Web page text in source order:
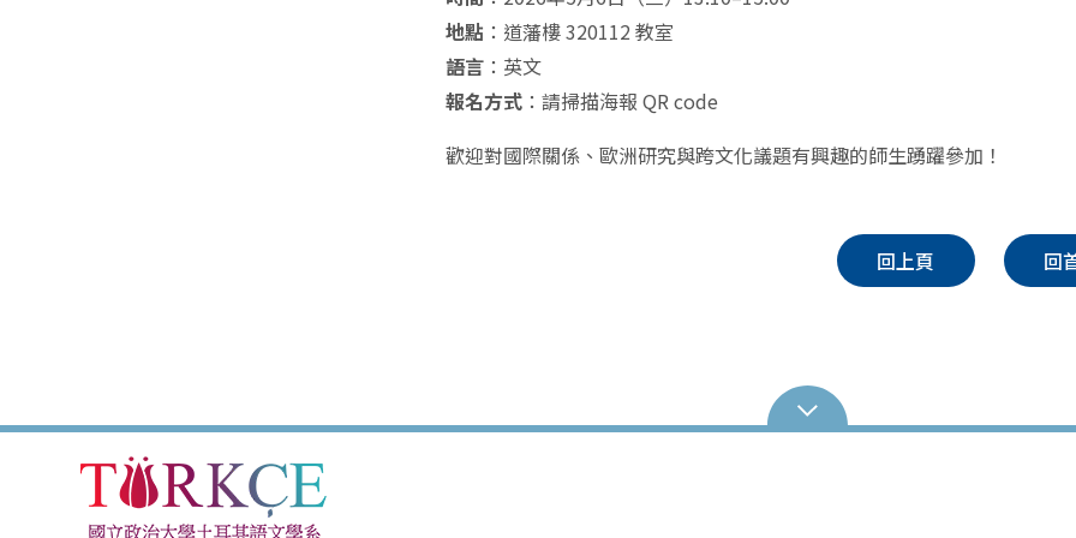
地點 ：道藩樓 320112 教室
語言 ：英文
報名方式 ：請掃描海報 QR code
歡迎對國際關係、歐洲研究與跨文化議題有興趣的師生踴躍參加！
回上頁 回